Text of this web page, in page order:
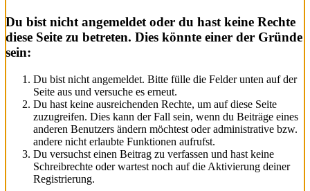
Du bist nicht angemeldet oder du hast keine Rechte
diese Seite zu betreten. Dies könnte einer der Gründe
sein:
Du bist nicht angemeldet. Bitte fülle die Felder unten auf der
Seite aus und versuche es erneut.
Du hast keine ausreichenden Rechte, um auf diese Seite
zuzugreifen. Dies kann der Fall sein, wenn du Beiträge eines
anderen Benutzers ändern möchtest oder administrative bzw.
andere nicht erlaubte Funktionen aufrufst.
Du versuchst einen Beitrag zu verfassen und hast keine
Schreibrechte oder wartest noch auf die Aktivierung deiner
Registrierung.